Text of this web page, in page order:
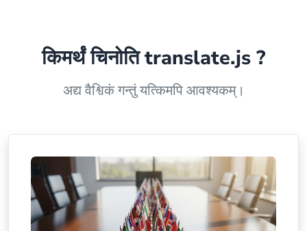
किमर्थं चिनोति translate.js ?
अद्य वैश्विकं गन्तुं यत्किमपि आवश्यकम्।